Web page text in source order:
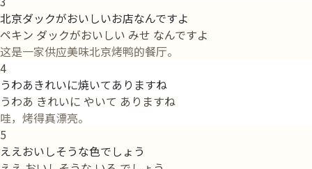
北京ダックがおいしいお店なんですよ
ペキン ダックがおいしい みせ なんですよ
这是一家供应美味北京烤鸭的餐厅。
4
うわあきれいに焼いてありますね
うわあ きれいに やいて ありますね
哇，烤得真漂亮。
5
ええおいしそうな色でしょう